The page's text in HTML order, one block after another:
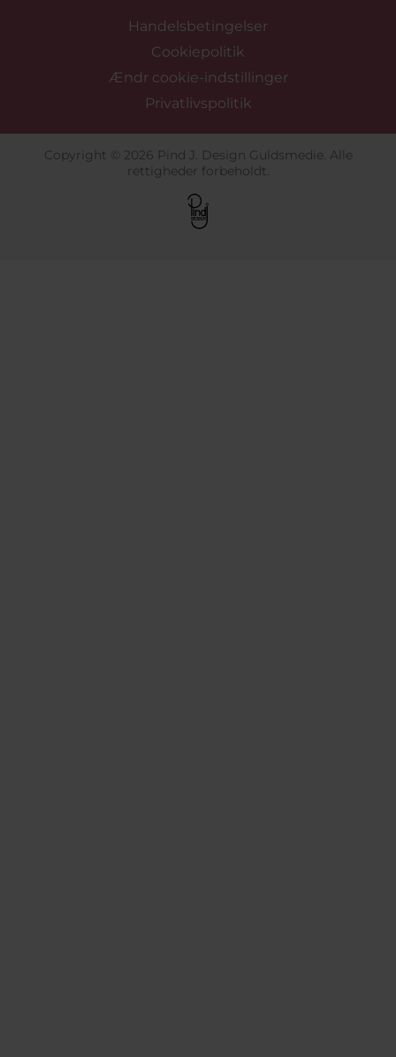
Handelsbetingelser
Cookiepolitik
Ændr cookie-indstillinger
Privatlivspolitik
Copyright © 2026 Pind J. Design Guldsmedie. Alle
rettigheder forbeholdt.